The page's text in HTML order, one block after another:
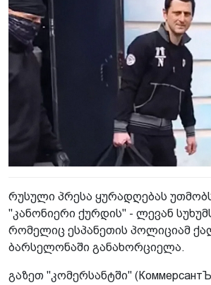
რუსული პრესა ყურადღებას
"კანონიერი ქურდის" - ლევან
რომელიც ესპანეთის პოლიციამ
ბარსელონაში განახორციელა.
გაზეთ "კომერსანტში"